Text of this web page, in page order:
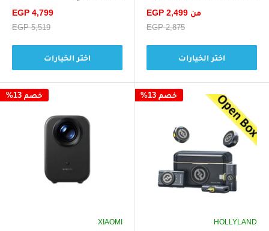
سعر
من EGP 2,499
سعر
EGP 2,875
اختر الخيارات
سعر
EGP 4,799
سعر
EGP 5,519
اختر الخيارات
خصم 13%
HOLLYLAND
خصم 13%
XIAOMI